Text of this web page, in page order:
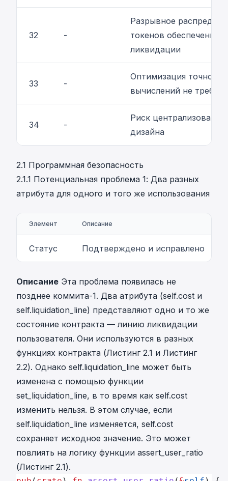
32 -
Разрывное
токенов обеспечения
ликвидации
33 -
Оптимизация точности
вычислений не
34 -
Риск
дизайна
2.1 Программная безопасность
2.1.1 Потенциальная проблема 1: Два разных
атрибута для одного и того же использования
Элемент Описание
Статус Подтверждено и исправлено
Описание Эта проблема появилась не
позднее коммита-1. Два атрибута (self.cost и
self.liquidation_line) представляют одно и то же
состояние контракта — линию ликвидации
пользователя. Они используются в разных
функциях контракта (Листинг 2.1 и Листинг
2.2). Однако self.liquidation_line может быть
изменена с помощью функции
set_liquidation_line, в то время как self.cost
изменить нельзя. В этом случае, если
self.liquidation_line изменяется, self.cost
сохраняет исходное значение. Это может
повлиять на логику функции assert_user_ratio
(Листинг 2.1).